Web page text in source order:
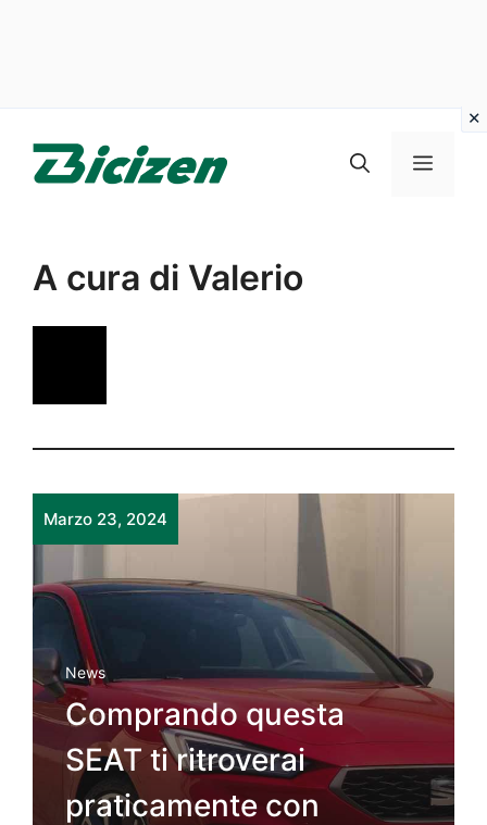
Menu
A cura di Valerio
Marzo 23, 2024
News
Comprando questa
SEAT ti ritroverai
praticamente con